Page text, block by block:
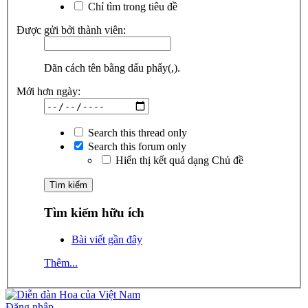
Chỉ tìm trong tiêu đề
Được gửi bởi thành viên:
Dãn cách tên bằng dấu phẩy(,).
Mới hơn ngày:
Search this thread only
Search this forum only
Hiển thị kết quả dạng Chủ đề
Tìm kiếm hữu ích
Bài viết gần đây
Thêm...